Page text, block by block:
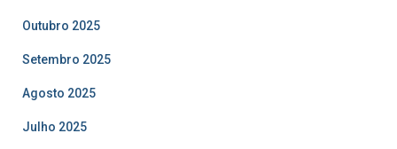
Outubro 2025
Setembro 2025
Agosto 2025
Julho 2025